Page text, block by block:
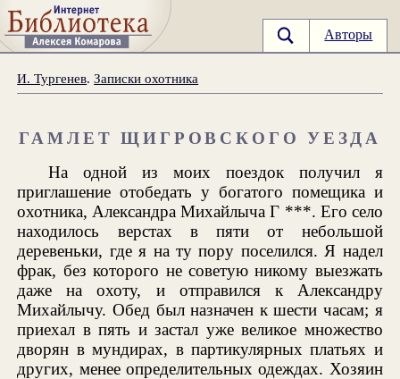
Авторы
И. Тургенев.Записки охотника
ГАМЛЕТ ЩИГРОВСКОГО УЕЗДА
На одной из моих поездок получил я
приглашение отобедать у богатого помещика и
охотника, Александра Михайлыча Г ***. Его село
находилось верстах в пяти от небольшой
деревеньки, где я на ту пору поселился. Я надел
фрак, без которого не советую никому выезжать
даже на охоту, и отправился к Александру
Михайлычу. Обед был назначен к шести часам; я
приехал в пять и застал уже великое множество
дворян в мундирах, в партикулярных платьях и
других, менее определительных одеждах. Хозяин